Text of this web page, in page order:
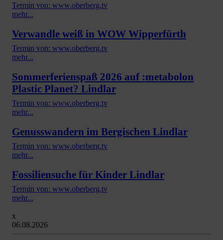
Termin von: www.oberberg.tv
mehr...
Verwandle weiß in WOW Wipperfürth
Termin von: www.oberberg.tv
mehr...
Sommerferienspaß 2026 auf :metabolon
Plastic Planet? Lindlar
Termin von: www.oberberg.tv
mehr...
Genusswandern im Bergischen Lindlar
Termin von: www.oberberg.tv
mehr...
Fossiliensuche für Kinder Lindlar
Termin von: www.oberberg.tv
mehr...
x
06.08.2026